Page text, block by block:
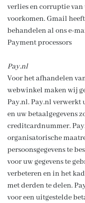
verlies en corruptie van
voorkomen. Gmail
behandelen al ons e-
Payment processors
Pay.nl
Voor het afhandelen
webwinkel maken wij
Pay.nl. Pay.nl verwerkt
en uw betaalgegevens
creditcardnummer.
organisatorische
persoonsgegevens te
voor uw gegevens te
verbeteren en in het
met derden te delen.
voor een uitgestelde